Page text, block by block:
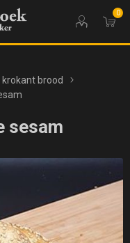
0
krokant brood
sesam